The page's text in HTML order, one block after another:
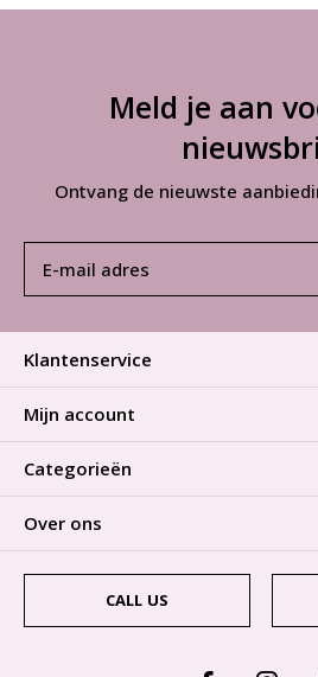
Meld je aan
Ontvang de nieuwste
Klantenservice
Mijn account
Categorieën
Over ons
CALL US